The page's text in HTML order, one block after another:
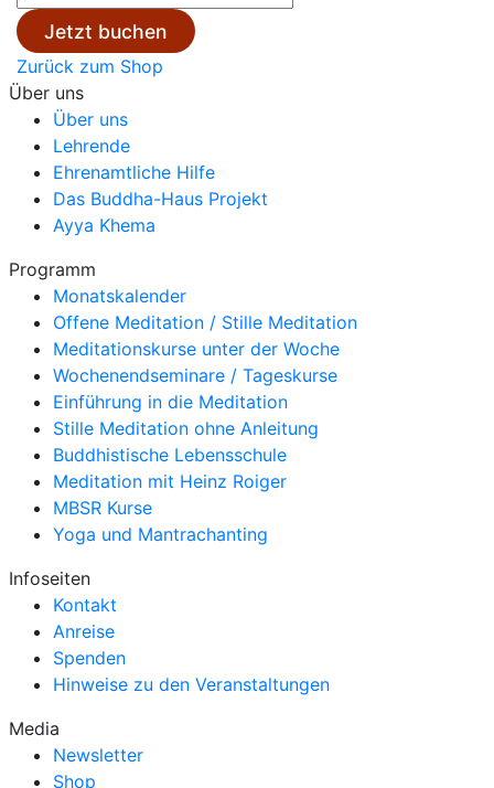
teilnehmen
Kurs
22
Menge
Jetzt buchen
Zurück zum Shop
Über uns
Über uns
Lehrende
Ehrenamtliche Hilfe
Das Buddha-Haus Projekt
Ayya Khema
Programm
Monatskalender
Offene Meditation / Stille Meditation
Meditationskurse unter der Woche
Wochenendseminare / Tageskurse
Einführung in die Meditation
Stille Meditation ohne Anleitung
Buddhistische Lebensschule
Meditation mit Heinz Roiger
MBSR Kurse
Yoga und Mantrachanting
Infoseiten
Kontakt
Anreise
Spenden
Hinweise zu den Veranstaltungen
Media
Newsletter
Shop